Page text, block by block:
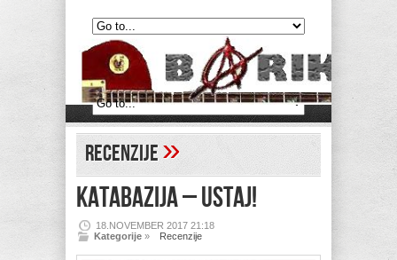
Recenzije»
KATABAZIJA – Ustaj!
18.NOVEMBER 2017 21:18
Kategorije » Recenzije